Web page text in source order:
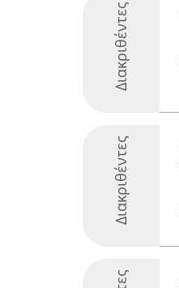
Διακριθέντες
Διακριθέντες